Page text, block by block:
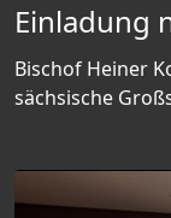
Einladung
Bischof Heiner
sächsische